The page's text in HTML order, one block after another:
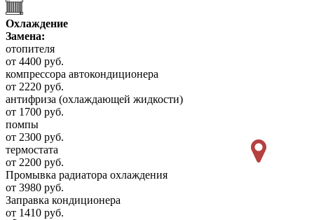
Охлаждение
Замена:
отопителя
от 4400 руб.
компрессора автокондиционера
от 2220 руб.
антифриза (охлаждающей жидкости)
от 1700 руб.
помпы
от 2300 руб.
термостата
от 2200 руб.
Промывка радиатора охлаждения
от 3980 руб.
Заправка кондиционера
от 1410 руб.